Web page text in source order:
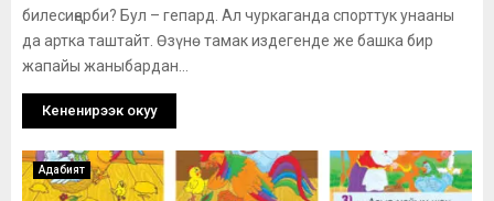
билесиңерби? Бул – гепард. Ал чуркаганда спорттук унааны
да артка таштайт. Өзүнө тамак издегенде же башка бир
жапайы жаныбардан...
Кененирээк окуу
Адабият